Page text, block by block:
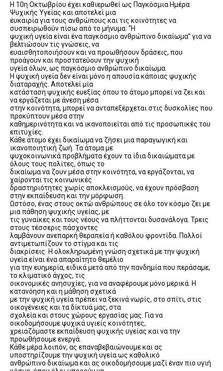
Η 10η Οκτωβρίου έχει καθιερωθεί ως Παγκόσμια Ημέρα
Ψυχικής Υγείας και αποτελεί μια
ευκαιρία για τους ανθρώπους και τις κοινότητες να
συσπειρωθούν πίσω από το μήνυμα: “Η
ψυχική υγεία είναι ένα παγκόσμιο ανθρώπινο δικαίωμα” για να
βελτιώσουν τις γνώσεις, να
ευαισθητοποιήσουν και να προωθήσουν δράσεις, που
προάγουν και προστατεύουν την ψυχική
υγεία όλων, ως παγκόσμιο ανθρώπινο δικαίωμα.
Η ψυχική υγεία δεν είναι μόνο η απουσία κάποιας ψυχικής
διαταραχής. Αποτελεί μία
κατάσταση ψυχικής ευεξίας όπου το άτομο μπορεί να ζει και
να εργάζεται με άνεση μέσα
στην κοινότητα, μπορεί να ανταπεξέρχεται στις δυσκολίες που
προκύπτουν μέσα στην
καθημερινότητα και να ικανοποιείται από τις προσωπικές του
επιτυχίες.
Κάθε άτομο έχει δικαίωμα να ζήσει μια παραγωγική και
ικανοποιητική ζωή. Τα άτομα με
ψυχοκοινωνικά προβλήματα έχουν τα ίδια δικαιώματα με
όλους τους πολίτες, όπως το
δικαίωμα να ζουν μέσα στην κοινότητα, να εργάζονται, να
χαίρονται τις κοινωνικές
δραστηριότητες χωρίς αποκλεισμούς, να έχουν πρόσβαση
στην εκπαίδευση και την μόρφωση.
Ωστόσο, ένας στους οκτώ ανθρώπους σε όλο τον κόσμο ζει με
μια πάθηση ψυχικής υγείας, με
τις γυναίκες και τους νέους να πλήττονται δυσανάλογα. Τρεις
στους τέσσερις πάσχοντες
λαμβάνουν ανεπαρκή θεραπεία ή καθόλου φροντίδα. Πολλοί
αντιμετωπίζουν το στίγμα και τις
διακρίσεις. Η ολοκληρωμένη γνώση σχετικά με την ψυχική
υγεία είναι ένα απαραίτητο θεμέλιο
για την ευημερία, ειδικά μετά από την πανδημία που περάσαμε,
το κλιματικό άγχος, τις
οικονομικές ανησυχίες, για να αναφέρουμε μόνο μερικά. Η
κατανόηση και η μάθηση σχετικά
με την ψυχική υγεία πρέπει να ξεκινά νωρίς, στο σπίτι, στις
οικογένειες και τα δίκτυά μας, στα
σχολεία και στους χώρους εργασίας μας. Για να
οικοδομήσουμε ψυχικά υγιείς κοινότητες,
χρειαζόμαστε εκπαίδευση ψυχικής υγείας και να την
προωθήσουμε ενεργά.
Κάθε μέρα λοιπόν, ας επαναβεβαιώνουμε και ας
υποστηρίζουμε την ψυχική υγεία ως καθολικό
ανθρώπινο δικαίωμα και ας οικοδομήσουμε μαζί έναν πιο υγιή